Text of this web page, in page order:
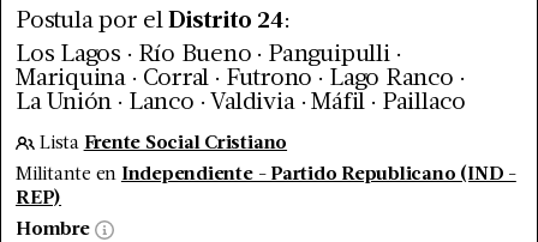
Postula por elDistrito 24:
Los Lagos . Río Bueno . Panguipulli .
Mariquina . Corral . Futrono . Lago Ranco .
La Unión . Lanco . Valdivia . Máfil . Paillaco
Lista Frente Social Cristiano
Militante en Independiente - Partido Republicano (IND -
REP)
Hombre